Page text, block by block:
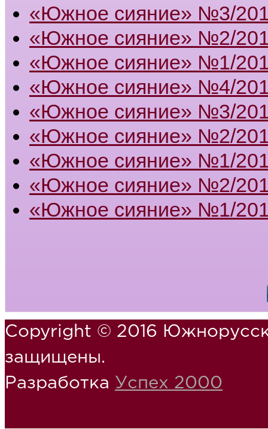
«Южное сияние» №3/
«Южное сияние» №2/
«Южное сияние» №1/
«Южное сияние» №4/
«Южное сияние» №3/
«Южное сияние» №2/
«Южное сияние» №1/
«Южное сияние» №2/
«Южное сияние» №1/
Copyright © 2016
защищены.
Разработка Успех 2000